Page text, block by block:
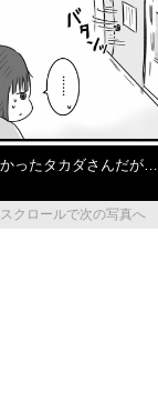
かったタカダさんだ
クロールで次の写真へ